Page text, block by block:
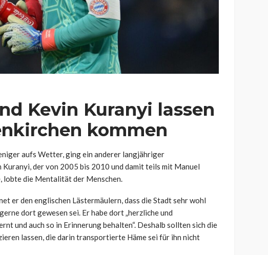
Kevin Kuranyi lassen
kommen
aufs Wetter, ging ein anderer langjähriger
Kuranyi, der von 2005 bis 2010 und damit teils mit Manuel
lobte die Mentalität der Menschen.
er den englischen Lästermäulern, dass die Stadt sehr wohl
dort gewesen sei. Er habe dort „herzliche und
und auch so in Erinnerung behalten“. Deshalb sollten sich die
lassen, die darin transportierte Häme sei für ihn nicht